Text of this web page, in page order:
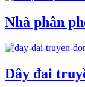
Nhà phân
Dây đai